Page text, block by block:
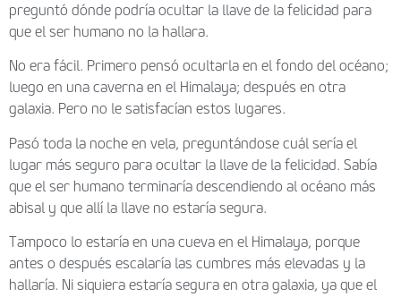
preguntó dónde podría ocultar la llave de la felicidad para
que el ser humano no la hallara.
No era fácil. Primero pensó ocultarla en el fondo del océano;
luego en una caverna en el Himalaya; después en otra
galaxia. Pero no le satisfacían estos lugares.
Pasó toda la noche en vela, preguntándose cuál sería el
lugar más seguro para ocultar la llave de la felicidad. Sabía
que el ser humano terminaría descendiendo al océano más
abisal y que allí la llave no estaría segura.
Tampoco lo estaría en una cueva en el Himalaya, porque
antes o después escalaría las cumbres más elevadas y la
hallaría. Ni siquiera estaría segura en otra galaxia, ya que el